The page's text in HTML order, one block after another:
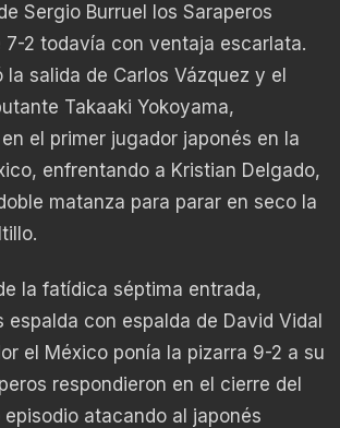
Sergio Burruel los Saraperos
7-2 todavía con ventaja escarlata.
la salida de Carlos Vázquez y el
Takaaki Yokoyama,
el primer jugador japonés en la
enfrentando a Kristian Delgado,
matanza para parar en seco la
la fatídica séptima entrada,
espalda con espalda de David Vidal
el México ponía la pizarra 9-2 a su
respondieron en el cierre del
atacando al japonés